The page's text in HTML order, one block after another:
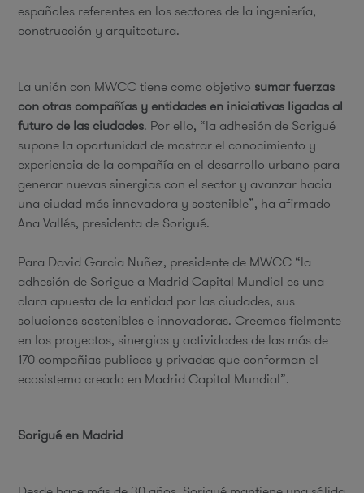
españoles referentes en los sectores de la ingeniería,
construcción y arquitectura.
La unión con MWCC tiene como objetivo sumar fuerzas
con otras compañías y entidades en iniciativas ligadas al
futuro de las ciudades. Por ello, “la adhesión de Sorigué
supone la oportunidad de mostrar el conocimiento y
experiencia de la compañía en el desarrollo urbano para
generar nuevas sinergias con el sector y avanzar hacia
una ciudad más innovadora y sostenible”, ha afirmado
Ana Vallés, presidenta de Sorigué.
Para David Garcia Nuñez, presidente de MWCC “la
adhesión de Sorigue a Madrid Capital Mundial es una
clara apuesta de la entidad por las ciudades, sus
soluciones sostenibles e innovadoras. Creemos fielmente
en los proyectos, sinergias y actividades de las más de
170 compañias publicas y privadas que conforman el
ecosistema creado en Madrid Capital Mundial”.
Sorigué en Madrid